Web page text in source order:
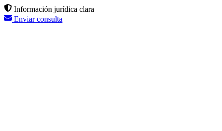
Información jurídica clara
Enviar consulta